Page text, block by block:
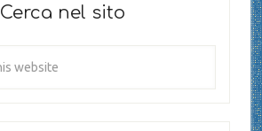
Cerca nel sito